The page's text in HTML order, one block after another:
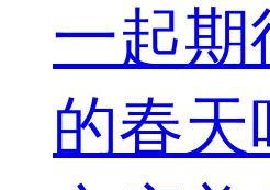
一起期
的春天